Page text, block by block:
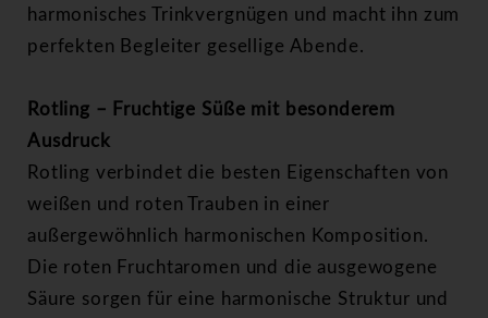
harmonisches Trinkvergnügen und macht ihn zum
perfekten Begleiter gesellige Abende.
Rotling – Fruchtige Süße mit besonderem
Ausdruck
Rotling verbindet die besten Eigenschaften von
weißen und roten Trauben in einer
außergewöhnlich harmonischen Komposition.
Die roten Fruchtaromen und die ausgewogene
Säure sorgen für eine harmonische Struktur und